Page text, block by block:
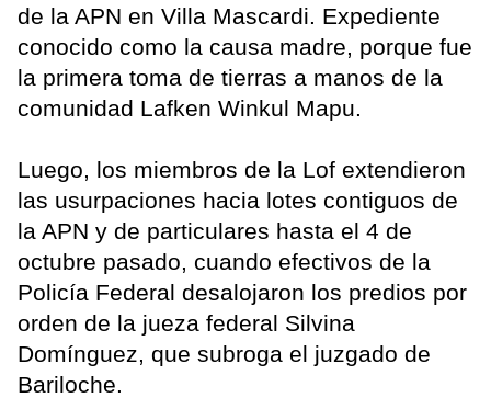
de la APN en Villa Mascardi. Expediente
conocido como la causa madre, porque fue
la primera toma de tierras a manos de la
comunidad Lafken Winkul Mapu.
Luego, los miembros de la Lof extendieron
las usurpaciones hacia lotes contiguos de
la APN y de particulares hasta el 4 de
octubre pasado, cuando efectivos de la
Policía Federal desalojaron los predios por
orden de la jueza federal Silvina
Domínguez, que subroga el juzgado de
Bariloche.